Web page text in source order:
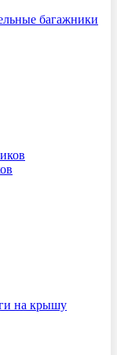
багажники
на крышу